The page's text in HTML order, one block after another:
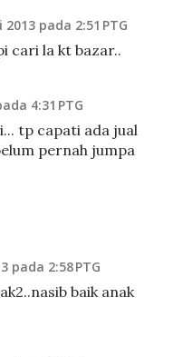
2013 pada 2:51 PTG
cari la kt bazar..
4:31 PTG
tp capati ada jual
pernah jumpa
pada 2:58 PTG
baik anak